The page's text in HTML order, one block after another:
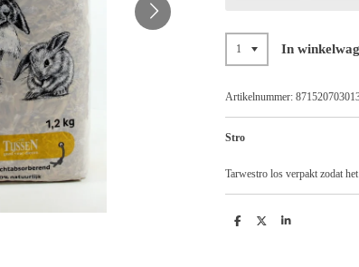
In
Artikelnummer:
Stro
Tarwestro los verpakt zodat
D
D
S